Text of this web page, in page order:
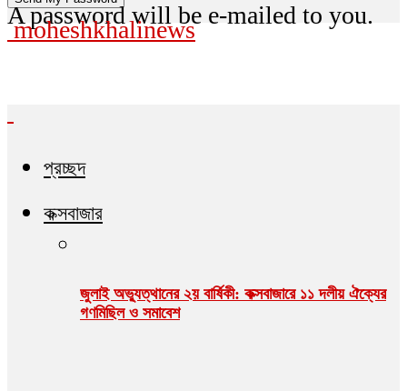
A password will be e-mailed to you.
moheshkhalinews
প্রচ্ছদ
কক্সবাজার
জুলাই অভ্যুত্থানের ২য় বার্ষিকী: কক্সবাজারে ১১ দলীয় ঐক্যের
গণমিছিল ও সমাবেশ